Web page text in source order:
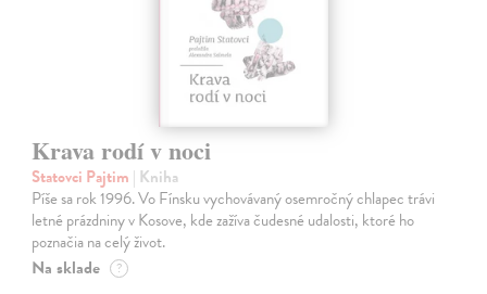
Krava rodí v noci
Statovci Pajtim | Kniha
Píše sa rok 1996. Vo Fínsku vychovávaný osemročný chlapec trávi
letné prázdniny v Kosove, kde zažíva čudesné udalosti, ktoré ho
poznačia na celý život.
Na sklade ?